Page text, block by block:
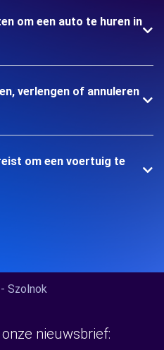
om een auto te huren in
verlengen of annuleren
om een voertuig te
Szolnok
nieuwsbrief: